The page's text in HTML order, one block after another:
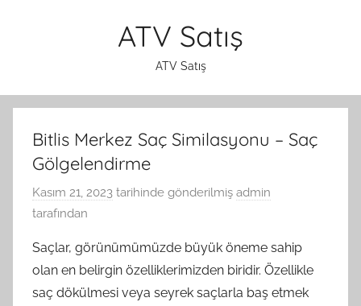
ATV Satış
ATV Satış
Bitlis Merkez Saç Similasyonu – Saç
Gölgelendirme
Kasım 21, 2023 tarihinde gönderilmiş admin
tarafından
Saçlar, görünümümüzde büyük öneme sahip
olan en belirgin özelliklerimizden biridir. Özellikle
saç dökülmesi veya seyrek saçlarla baş etmek